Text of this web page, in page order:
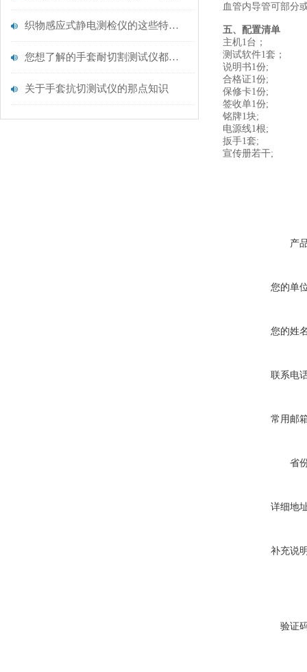
织物感应式静电测检仪的这些特点很少有人都知道
您想了解的手套耐切割测试仪都在这里了
关于手套抗切测试仪的那点知识
血管内导管可部分
五、配置清单
主机1台；
测试软件1套；
说明书1份;
合格证1份;
保修卡1份;
签收单1份;
铭牌1块;
电源线1根;
扳手1套;
宣传册若干;
产
您的单
您的姓
联系电
常用邮
省
详细地
补充说
验证